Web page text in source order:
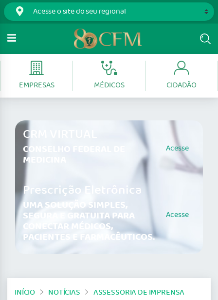
EMPRESAS MÉDICOS CIDADÃO
CRM VIRTUAL
CONSELHO FEDERAL DE
MEDICINA
Acesse
Prescrição Eletrônica
UMA SOLUÇÃO SIMPLES,
SEGURA E GRATUITA PARA
CONECTAR MÉDICOS,
PACIENTES E FARMACÊUTICOS.
Acesse
INÍCIO NOTÍCIAS
ASSESSORIA DE IMPRENSA